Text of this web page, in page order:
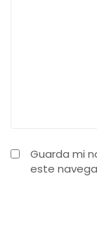
Guarda mi
este